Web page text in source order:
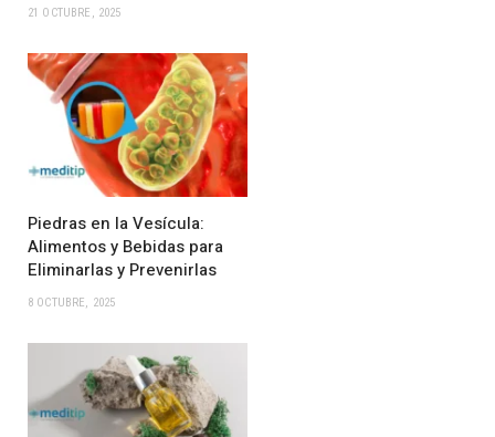
21 OCTUBRE, 2025
Piedras en la Vesícula:
Alimentos y Bebidas para
Eliminarlas y Prevenirlas
8 OCTUBRE, 2025